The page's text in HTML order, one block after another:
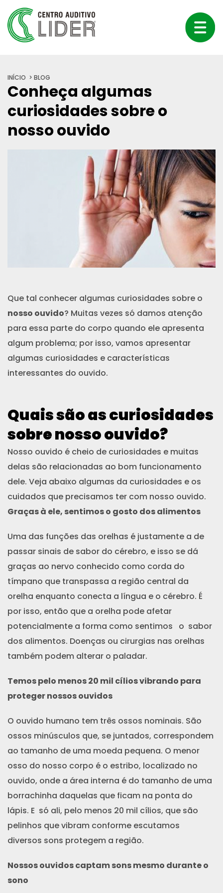
INÍCIO BLOG
Conheça algumas
curiosidades sobre o
nosso ouvido
Que tal conhecer algumas curiosidades sobre o
nosso ouvido? Muitas vezes só damos atenção
para essa parte do corpo quando ele apresenta
algum problema; por isso, vamos apresentar
algumas curiosidades e características
interessantes do ouvido.
Quais são as curiosidades
sobre nosso ouvido?
Nosso ouvido é cheio de curiosidades e muitas
delas são relacionadas ao bom funcionamento
dele. Veja abaixo algumas da curiosidades e os
cuidados que precisamos ter com nosso ouvido.
Graças à ele, sentimos o gosto dos alimentos
Uma das funções das orelhas é justamente a de
passar sinais de sabor do cérebro, e isso se dá
graças ao nervo conhecido como corda do
tímpano que transpassa a região central da
orelha enquanto conecta a língua e o cérebro. É
por isso, então que a orelha pode afetar
potencialmente a forma como sentimos o sabor
dos alimentos. Doenças ou cirurgias nas orelhas
também podem alterar o paladar.
Temos pelo menos 20 mil cílios vibrando para
proteger nossos ouvidos
O ouvido humano tem três ossos nominais. São
ossos minúsculos que, se juntados, correspondem
ao tamanho de uma moeda pequena. O menor
osso do nosso corpo é o estribo, localizado no
ouvido, onde a área interna é do tamanho de uma
borrachinha daquelas que ficam na ponta do
lápis. E só ali, pelo menos 20 mil cílios, que são
pelinhos que vibram conforme escutamos
diversos sons protegem a região.
Nossos ouvidos captam sons mesmo durante o
sono